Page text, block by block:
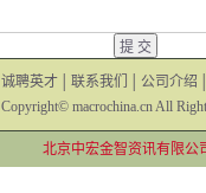
诚聘英才 联系我们 公司介绍
Copyright© macrochina.cn All
北京中宏金智资讯有限公